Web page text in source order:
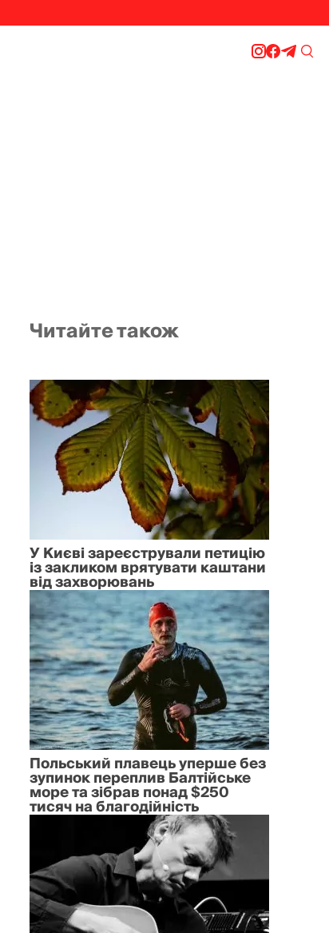
Читайте також
У Києві зареєстрували петицію
із закликом врятувати каштани
від захворювань
Польський плавець уперше без
зупинок переплив Балтійське
море та зібрав понад $250
тисяч на благодійність